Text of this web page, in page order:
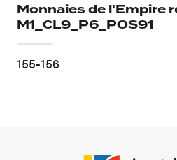
Monnaies de l'Empire
M1_CL9_P6_POS91
155-156